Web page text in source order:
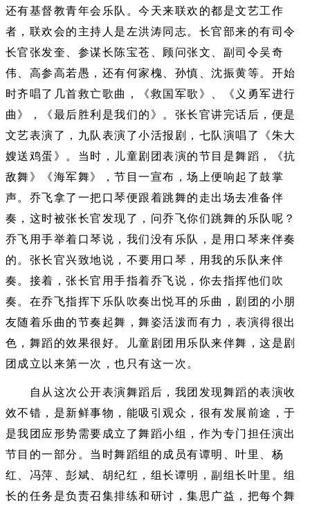
还有基督教青年会乐队。今天来联欢的都是文艺工作
者，联欢会的主持人是左洪涛同志。长官部来的有司令
长官张发奎、参谋长陈宝苍、顾问张文、副司令吴奇
伟、高参高若愚，还有何家槐、孙慎、沈振黄等。开始
时齐唱了几首救亡歌曲，《救国军歌》、《义勇军进行
曲》，《最后胜利是我们的》。张长官讲完话后，便是
文艺表演了，九队表演了小活报剧，七队演唱了《朱大
嫂送鸡蛋》。当时，儿童剧团表演的节目是舞蹈，《抗
敌舞》《海军舞》，节目一宣布，场上便响起了鼓掌
声。乔飞拿了一把口琴便跟着跳舞的走出场去准备伴
奏，这时被张长官发现了，问乔飞你们跳舞的乐队呢？
乔飞用手举着口琴说，我们没有乐队，是用口琴来伴奏
的。张长官兴致地说，不要用口琴，用我的乐队来伴
奏。接着，张长官用手指着乔飞说，你去指挥他们吹
奏。在乔飞指挥下乐队吹奏出悦耳的乐曲，剧团的小朋
友随着乐曲的节奏起舞，舞姿活泼而有力，表演得很出
色，舞蹈的效果很好。儿童剧团用乐队来伴舞，这是剧
团成立以来第一次，也只有这一次。
自从这次公开表演舞蹈后，我团发现舞蹈的表演收
效不错，是新鲜事物，能吸引观众，很有发展前途，于
是我团应形势需要成立了舞蹈小组，作为专门担任演出
节目的一部分。当时舞蹈组的成员有谭明、叶里、杨
红、冯萍、彭斌、胡纪红，组长谭明，副组长叶里。组
长的任务是负责召集排练和研讨，集思广益，把每个舞